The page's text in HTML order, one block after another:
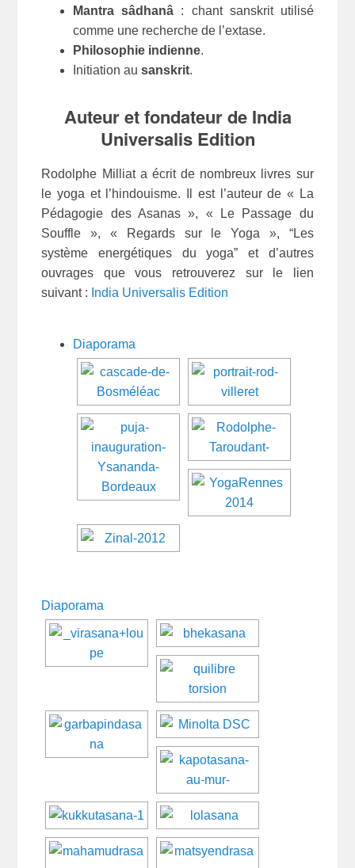
Mantra sâdhanâ : chant sanskrit utilisé
comme une recherche de l’extase.
Philosophie indienne.
Initiation ausanskrit.
Auteur et fondateur de India
Universalis Edition
Rodolphe Milliat a écrit de nombreux livres sur
le yoga et l’hindouisme. Il est l’auteur de « La
Pédagogie des Asanas », « Le Passage du
Souffle », « Regards sur le Yoga », “Les
système energétiques du yoga” et d’autres
ouvrages que vous retrouverez sur le lien
suivant : India Universalis Edition
Diaporama
Diaporama